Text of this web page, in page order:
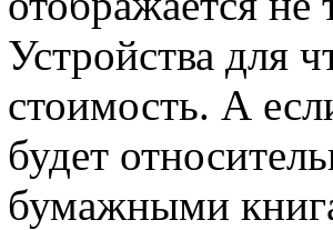
Устройства для
стоимость. А
будет
бумажными